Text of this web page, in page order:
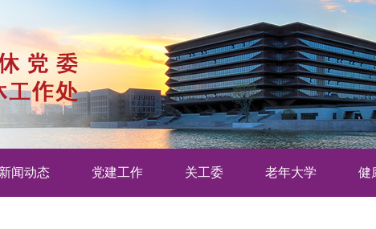
新闻动态 党建工作 关工委 老年大学 健